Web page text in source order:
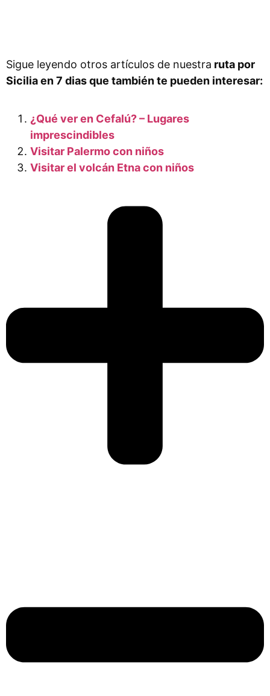
Sigue leyendo otros artículos de nuestra ruta por
Sicilia en 7 dias que también te pueden interesar:
¿Qué ver en Cefalú? – Lugares
imprescindibles
Visitar Palermo con niños
Visitar el volcán Etna con niños